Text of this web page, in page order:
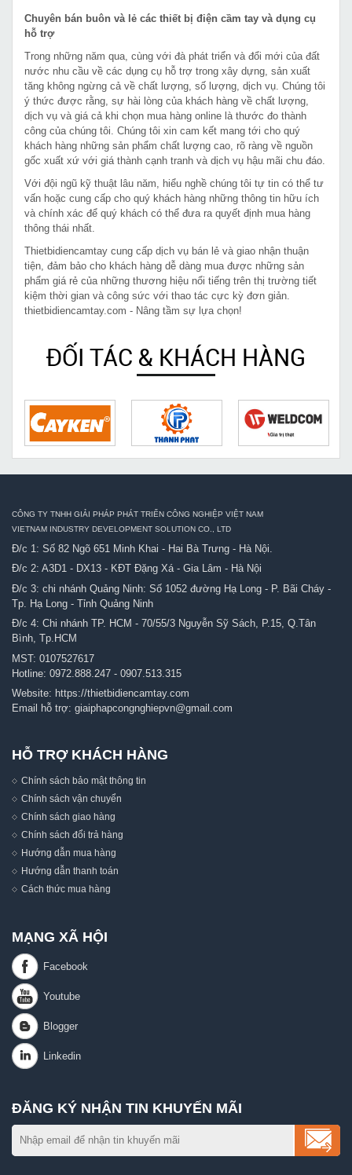
Chuyên bán buôn và lẻ các thiết bị điện cầm tay và dụng cụ
hỗ trợ
Trong những năm qua, cùng với đà phát triển và đổi mới của đất
nước nhu cầu về các dụng cụ hỗ trợ trong xây dựng, sản xuất
tăng không ngừng cả về chất lượng, số lượng, dịch vụ. Chúng tôi
ý thức được rằng, sự hài lòng của khách hàng về chất lượng,
dịch vụ và giá cả khi chọn mua hàng online là thước đo thành
công của chúng tôi. Chúng tôi xin cam kết mang tới cho quý
khách hàng những sản phẩm chất lượng cao, rõ ràng về nguồn
gốc xuất xứ với giá thành cạnh tranh và dịch vụ hậu mãi chu đáo.
Với đội ngũ kỹ thuật lâu năm, hiểu nghề chúng tôi tự tin có thể tư
vấn hoặc cung cấp cho quý khách hàng những thông tin hữu ích
và chính xác để quý khách có thể đưa ra quyết định mua hàng
thông thái nhất.
Thietbidiencamtay cung cấp dịch vụ bán lẻ và giao nhận thuận
tiện, đảm bảo cho khách hàng dễ dàng mua được những sản
phẩm giá rẻ của những thương hiệu nổi tiếng trên thị trường tiết
kiệm thời gian và công sức với thao tác cực kỳ đơn giản.
thietbidiencamtay.com - Nâng tầm sự lựa chọn!
ĐỐI TÁC & KHÁCH HÀNG
CÔNG TY TNHH GIẢI PHÁP PHÁT TRIỂN CÔNG NGHIỆP VIỆT NAM
VIETNAM INDUSTRY DEVELOPMENT SOLUTION CO., LTD
Đ/c 1: Số 82 Ngõ 651 Minh Khai - Hai Bà Trưng - Hà Nội.
Đ/c 2: A3D1 - DX13 - KĐT Đặng Xá - Gia Lâm - Hà Nội
Đ/c 3: chi nhánh Quảng Ninh: Số 1052 đường Hạ Long - P. Bãi Cháy -
Tp. Hạ Long - Tỉnh Quảng Ninh
Đ/c 4: Chi nhánh TP. HCM - 70/55/3 Nguyễn Sỹ Sách, P.15, Q.Tân
Bình, Tp.HCM
MST: 0107527617
Hotline: 0972.888.247 - 0907.513.315
Website: https://thietbidiencamtay.com
Email hỗ trợ: giaiphapcongnghiepvn@gmail.com
HỖ TRỢ KHÁCH HÀNG
Chính sách bảo mật thông tin
Chính sách vận chuyển
Chính sách giao hàng
Chính sách đổi trả hàng
Hướng dẫn mua hàng
Hướng dẫn thanh toán
Cách thức mua hàng
MẠNG XÃ HỘI
ĐĂNG KÝ NHẬN TIN KHUYẾN MÃI